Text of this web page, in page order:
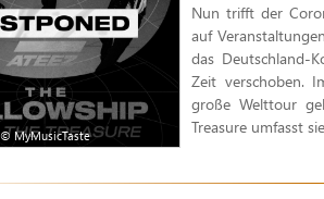
© MyMusicTaste
Nun trifft der
auf
das Deutschland-
Zeit verschoben.
große Welttour
Treasure umfasst